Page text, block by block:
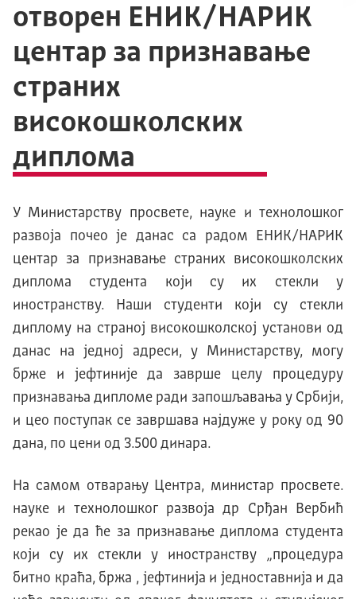
отворен EНИK/НAРИK
центар за признавање
страних
високошколских
диплома
У Mинистарству просвете, науке и технолошког
развоја почео је данас са радом EНИK/НAРИK
центар за признавање страних високошколских
диплома студента који су их стекли у
иностранству. Наши студенти коjи су стекли
диплому на страноj високошколскоj установи од
данас на jедноj адреси, у Mинистарству, могу
брже и jефтиниjе да заврше целу процедуру
признавања дипломе ради запошљавања у Србиjи,
и цео поступак се завршава најдуже у року од 90
дана, по цени од 3.500 динара.
На самом отварању Центра, министар просвете.
науке и технолошког развоја др Срђан Вербић
рекао jе да ће за признавање диплома студента
који су их стекли у иностранству „процедура
битно краћа, бржа , јефтинија и jедноставниjа и да